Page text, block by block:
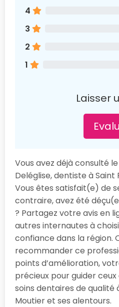
4
3
2
1
Laisser
Vous avez déjà consulté
Deléglise, dentiste à Saint
Vous êtes satisfait(e) de
contraire, avez été
? Partagez votre avis en
autres internautes à
confiance dans la région.
recommander ce
points d’amélioration,
précieux pour guider
soins dentaires de qualité
Moutier et ses alentours.